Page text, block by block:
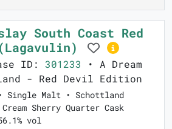
South Coast Red
ID: 301233 • A Dream
- Red Devil Edition
Single Malt • Schottland
Sherry Quarter Cask
vol